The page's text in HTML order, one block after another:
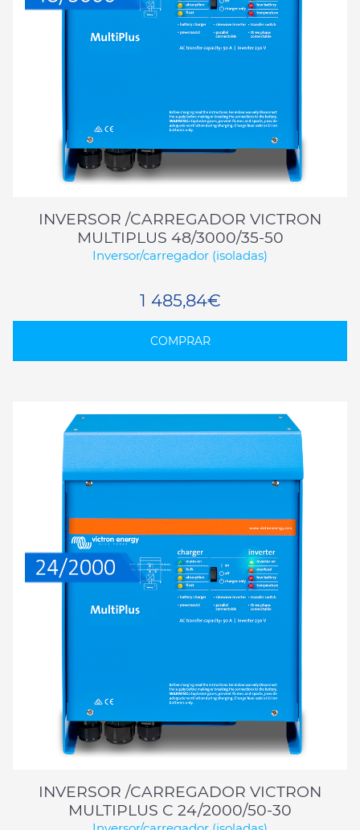
INVERSOR /CARREGADOR VICTRON
MULTIPLUS 48/3000/35-50
Inversor/carregador (isoladas)
1 485,84€
COMPRAR
INVERSOR /CARREGADOR VICTRON
MULTIPLUS C 24/2000/50-30